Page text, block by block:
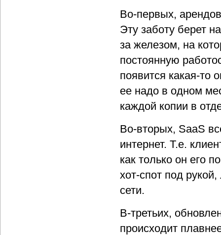
Во-первых,
Эту заботу берет
за железом, на
постоянную
появится какая-то
ее надо в одном
каждой копии в
Во-вторых, SaaS
интернет. Т.е.
как только он его
хот-спот под
сети.
В-третьих,
происходит